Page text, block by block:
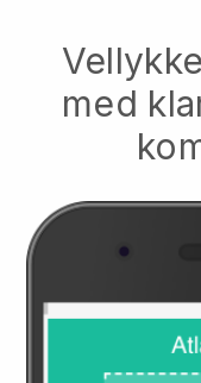
med